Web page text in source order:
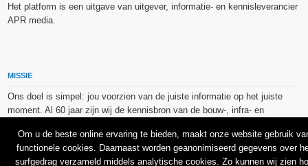
Het platform is een uitgave van uitgever, informatie- en kennisleverancier
APR media.
MISSIE
Ons doel is simpel: jou voorzien van de juiste informatie op het juiste
moment. Al 60 jaar zijn wij de kennisbron van de bouw-, infra- en
De op dit platform gebruikte afbeeldingen, illustraties en foto’s zijn ofwel
Om u de beste online ervaring te bieden, maakt onze website gebruik
functionele cookies. Daarnaast worden geanonimiseerd gegevens over
surfgedrag verzameld middels analytische cookies. Zo kunnen wij zien